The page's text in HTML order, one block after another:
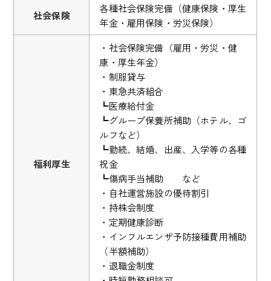
社会保険
各種社会保険完備（健康保険・厚生
年金・雇用保険・労災保険）
福利厚生
・社会保険完備（雇用・労災・健
康・厚生年金）
・制服貸与
・東急共済組合
┗医療給付金
┗グループ保養所補助（ホテル、ゴ
ルフなど）
┗勤続、結婚、出産、入学等の各種
祝金
┗傷病手当補助 など
・自社運営施設の優待割引
・持株会制度
・定期健康診断
・インフルエンザ予防接種費用補助
（半額補助）
・退職金制度